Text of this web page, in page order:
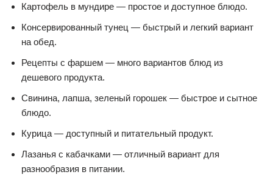
Картофель в мундире — простое и доступное блюдо.
Консервированный тунец — быстрый и легкий вариант
на обед.
Рецепты с фаршем — много вариантов блюд из
дешевого продукта.
Свинина, лапша, зеленый горошек — быстрое и сытное
блюдо.
Курица — доступный и питательный продукт.
Лазанья с кабачками — отличный вариант для
разнообразия в питании.